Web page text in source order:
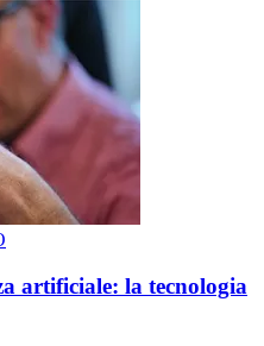
artificiale: la tecnologia